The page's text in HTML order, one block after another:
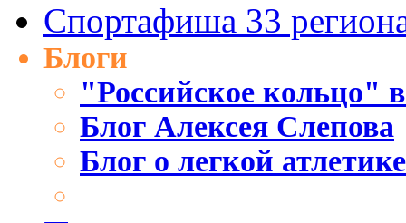
Спортафиша 33
Блоги
"Российское кольцо"
Блог Алексея Слепова
Блог о легкой